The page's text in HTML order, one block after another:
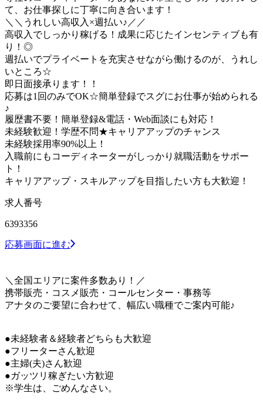
て、お仕事探しに丁寧に向き合います！
＼＼うれしい高収入×週払い♪／／
高収入でしっかり稼げる！成果に応じたインセンティブも有
り！◎
週払いでプライベートを充実させながら働けるのが、うれし
いところ☆
即日面接承ります！！
応募は1回のみでOK☆簡単登録でスグにお仕事が始められる
♪
履歴書不要！簡単登録&電話・Web面談にも対応！
未経験歓迎！学歴不問★キャリアアップのチャンス
未経験採用率90%以上！
入職前にもコーディネーターがしっかり就職活動をサポー
ト！
キャリアアップ・スキルアップを目指したい方も大歓迎！
求人番号
6393356
応募画面に進む
＼全国エリアに案件多数あり！／
携帯販売・コスメ販売・コールセンター・事務等
アナタのご要望に合わせて、幅広い職種でご案内可能♪
●未経験者＆経験者どちらも大歓迎
●フリーターさん歓迎
●主婦(夫)さん歓迎
●ガッツリ稼ぎたい方歓迎
※学生は、ごめんなさい。